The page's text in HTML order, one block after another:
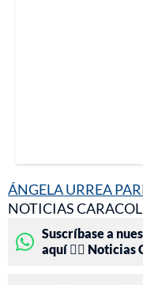
ÁNGELA URREA
NOTICIAS CARACOL
Suscríbase a
aquí 👉🏻 Noticias